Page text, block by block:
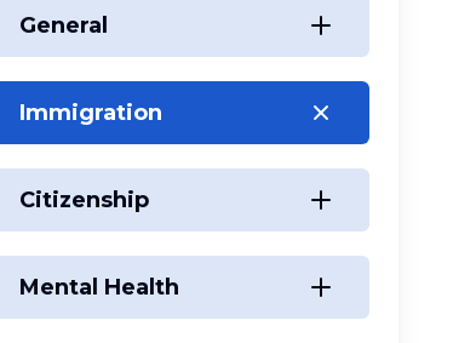
General
Immigration
Citizenship
Mental Health